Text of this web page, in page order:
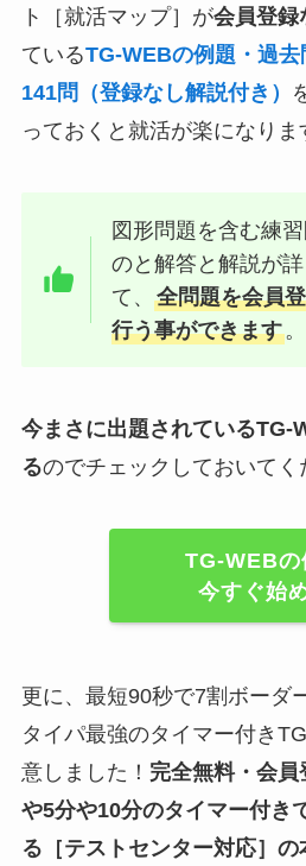
ト［就活マップ］が会員登録
ているTG-WEBの例題・過
141問（登録なし解説付き）
っておくと就活が楽になりま
図形問題を含む練
のと解答と解説が
て、全問題を会員
行う事ができます。
今まさに出題されているTG-
るのでチェックしておいてく
TG-WEBの
今すぐ始
更に、最短90秒で7割ボーダ
タイパ最強のタイマー付き
意しました！ 完全無料・会
や5分や10分のタイマー付き
る ［テストセンター対応］ の